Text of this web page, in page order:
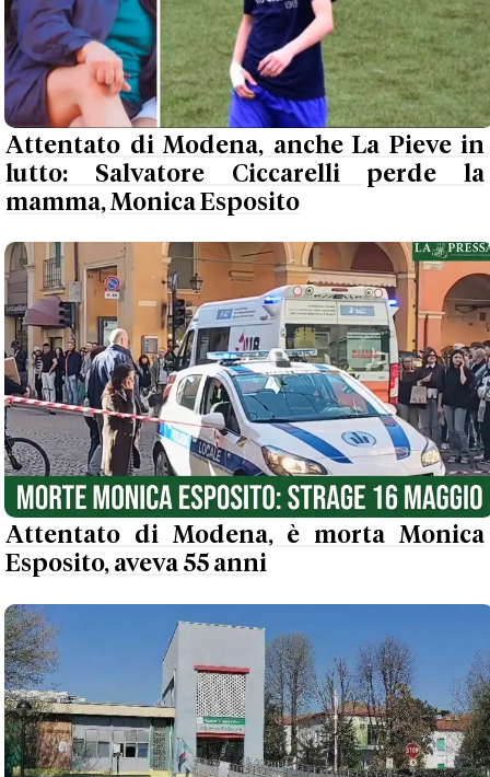
Attentato di Modena, anche La Pieve in
lutto: Salvatore Ciccarelli perde la
mamma, Monica Esposito
Attentato di Modena, è morta Monica
Esposito, aveva 55 anni